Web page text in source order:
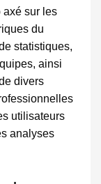
axé sur les
du
statistiques,
ainsi
divers
utilisateurs
analyses